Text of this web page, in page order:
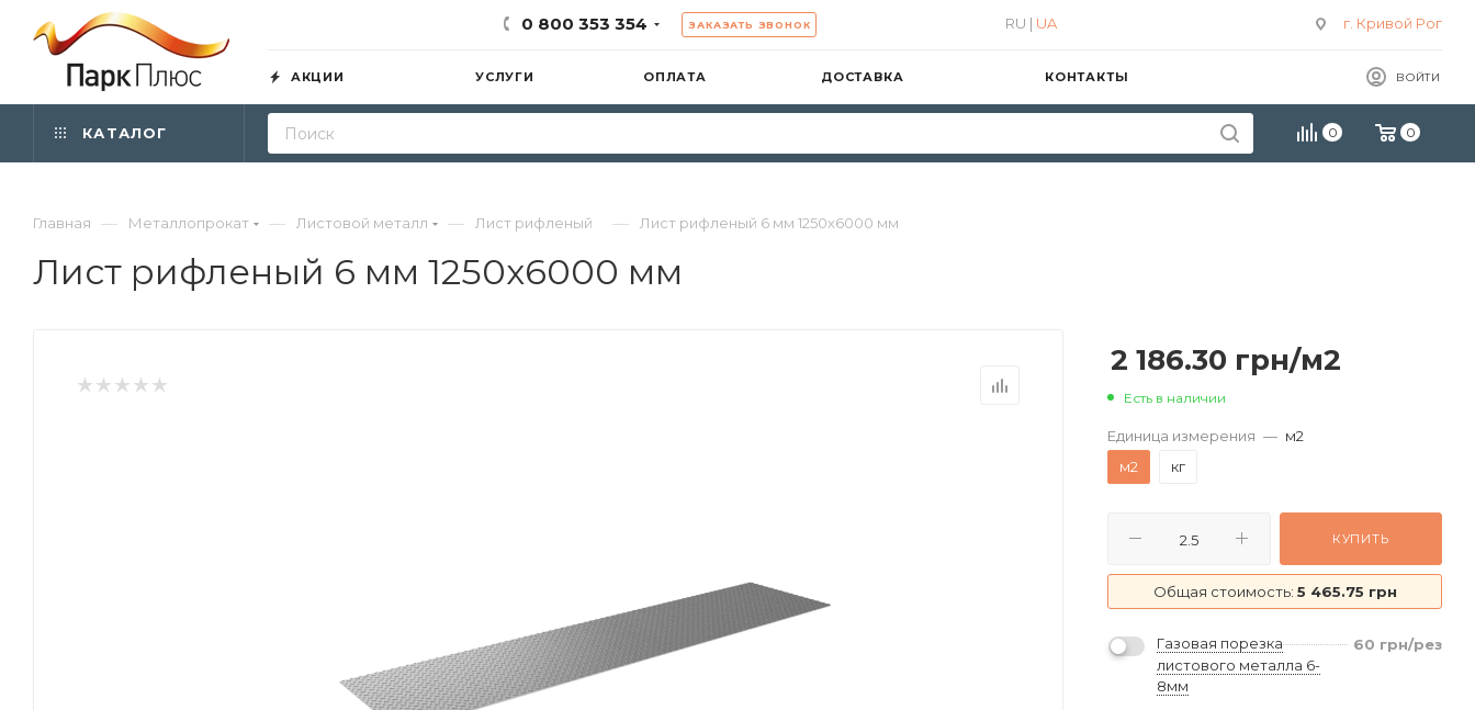
0 800 353 354 ЗАКАЗАТЬ ЗВОНОК г. Кривой Рог
RU | UA
ВОЙТИ
АКЦИИ УСЛУГИ ОПЛАТА ДОСТАВКА КОНТАКТЫ
0 0
КАТАЛОГ
Главная — Металлопрокат — Листовой металл — Лист рифленый — Лист рифленый 6 мм 1250х6000 мм
Лист рифленый 6 мм 1250х6000 мм
2 186.30 грн/м2
Есть в наличии
Единица измерения — м2
м2
кг
КУПИТЬ
Общая стоимость: 5 465.75 грн
Газовая порезка
листового металла 6-
8мм
60 грн/рез